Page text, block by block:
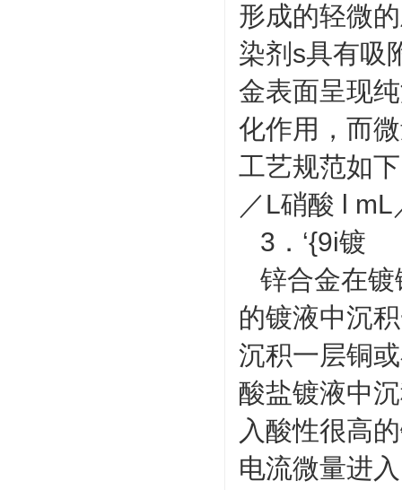
形成的轻微
染剂s具有吸
金表面呈现
化作用，而
工艺规范如
／L硝酸 l
3．‘{9i镀
锌合金在镀
的镀液中沉
沉积一层铜
酸盐镀液中
入酸性很高
电流微量进